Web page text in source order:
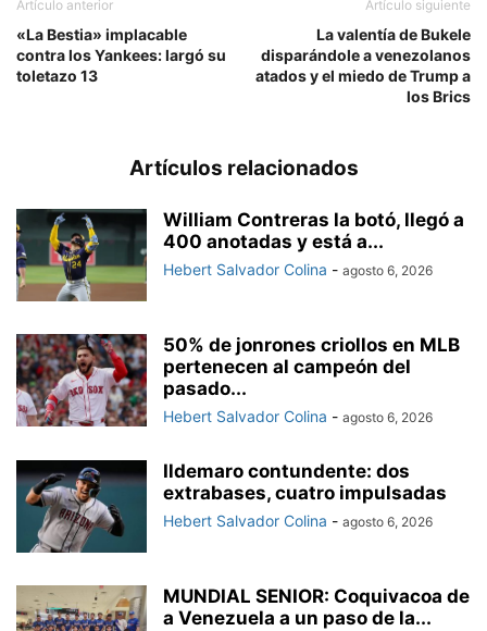
Artículo anterior
«La Bestia» implacable
contra los Yankees: largó su
toletazo 13
Artículo siguiente
La valentía de Bukele
disparándole a venezolanos
atados y el miedo de Trump a
los Brics
Artículos relacionados
William Contreras la botó, llegó a
400 anotadas y está a...
Hebert Salvador Colina - agosto 6, 2026
50% de jonrones criollos en MLB
pertenecen al campeón del
pasado...
Hebert Salvador Colina - agosto 6, 2026
Ildemaro contundente: dos
extrabases, cuatro impulsadas
Hebert Salvador Colina - agosto 6, 2026
MUNDIAL SENIOR: Coquivacoa de
a Venezuela a un paso de la...